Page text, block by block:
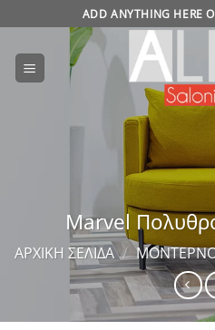
στο
περιεχόμενο
ADD ANYTHING HERE
Marvel
ΑΡΧΙΚΉ ΣΕΛΊΔΑ /